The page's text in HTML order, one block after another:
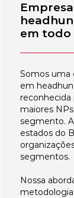
em todo
Somos uma
em
reconhecida
maiores
segmento.
estados do
segmentos.
Nossa